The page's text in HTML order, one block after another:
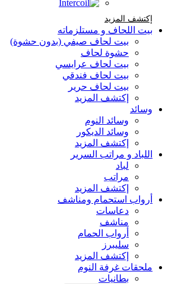
إكتشف المزيد
بيت اللحاف و مستلزماته
بيت لحاف صيفي (بدون حشوة)
حشوة لحاف
بيت لحاف عرايسي
بيت لحاف فندقي
بيت لحاف حرير
إكتشف المزيد
وسائد
وسائد النوم
وسائد الديكور
إكتشف المزيد
اللباد و مراتب السرير
لباد
مراتب
إكتشف المزيد
أرواب استحمام ومناشف
دعاسات
مناشف
أرواب الحمام
سليبرز
إكتشف المزيد
ملحقات غرفة النوم
بطانيات